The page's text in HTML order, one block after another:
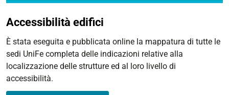
Accessibilità edifici
È stata eseguita e pubblicata online la mappatura di tutte le
sedi UniFe completa delle indicazioni relative alla
localizzazione delle strutture ed al loro livello di
accessibilità.